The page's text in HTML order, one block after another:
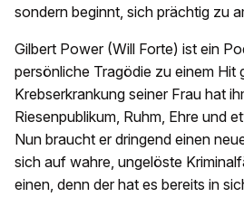
sondern beginnt, sich prächtig zu
Gilbert Power (Will Forte) ist ein
persönliche Tragödie zu einem Hit
Krebserkrankung seiner Frau hat
Riesenpublikum, Ruhm, Ehre und
Nun braucht er dringend einen
sich auf wahre, ungelöste
einen, denn der hat es bereits in